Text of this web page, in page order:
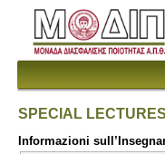
SPECIAL
Informazioni